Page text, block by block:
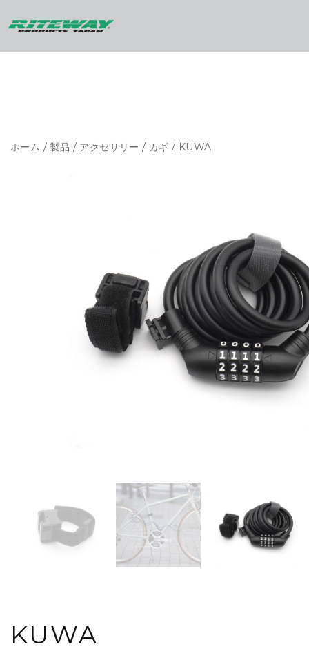
ホーム /製品 / アクセサリー / カギ / KUWA
KUWA